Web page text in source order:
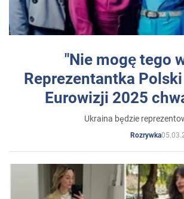
"Nie mogę tego
Reprezentantka
Eurowizji 2025
Ukraina będzie
Rozrywka